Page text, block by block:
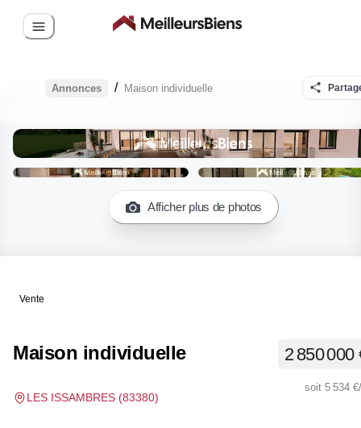
Annonces / Maison individuelle
Afficher plus de photos
Vente
Maison individuelle
LES ISSAMBRES (83380)
2 850 000
soit 5 534 €